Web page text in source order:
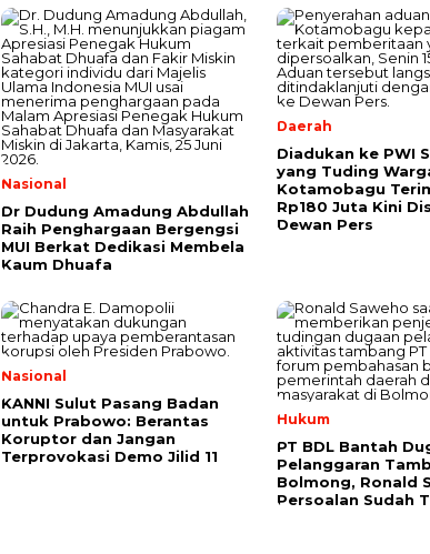
Nasional
Dr Dudung Amadung Abdullah
Raih Penghargaan Bergengsi
MUI Berkat Dedikasi Membela
Kaum Dhuafa
Daerah
Diadukan ke PWI
yang Tuding
Kotamobagu
Rp180 Juta Kini
Dewan Pers
Nasional
KANNI Sulut Pasang Badan
untuk Prabowo: Berantas
Koruptor dan Jangan
Terprovokasi Demo Jilid 11
Hukum
PT BDL Bantah
Pelanggaran
Bolmong, Ronald
Persoalan Sudah